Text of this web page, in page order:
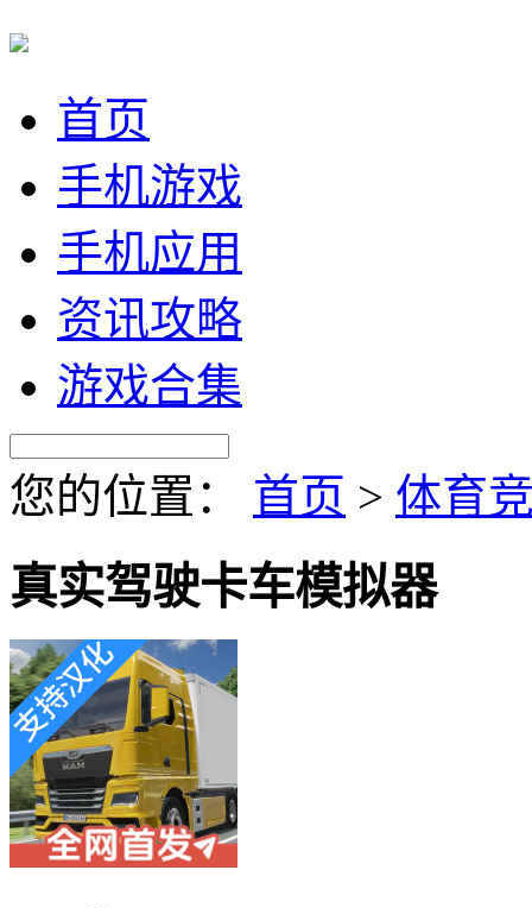
首页
手机游戏
手机应用
资讯攻略
游戏合集
您的位置： 首页 > 体育
真实驾驶卡车模拟器